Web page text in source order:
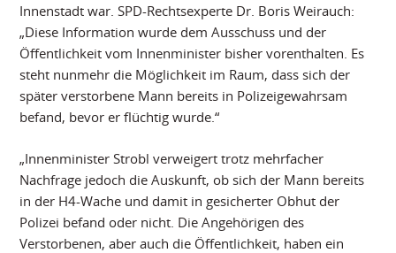
Innenstadt war. SPD-Rechtsexperte Dr. Boris Weirauch:
„Diese Information wurde dem Ausschuss und der
Öffentlichkeit vom Innenminister bisher vorenthalten. Es
steht nunmehr die Möglichkeit im Raum, dass sich der
später verstorbene Mann bereits in Polizeigewahrsam
befand, bevor er flüchtig wurde.“
„Innenminister Strobl verweigert trotz mehrfacher
Nachfrage jedoch die Auskunft, ob sich der Mann bereits
in der H4-Wache und damit in gesicherter Obhut der
Polizei befand oder nicht. Die Angehörigen des
Verstorbenen, aber auch die Öffentlichkeit, haben ein